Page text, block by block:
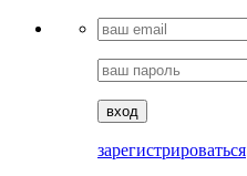
вход
зарегистрироваться